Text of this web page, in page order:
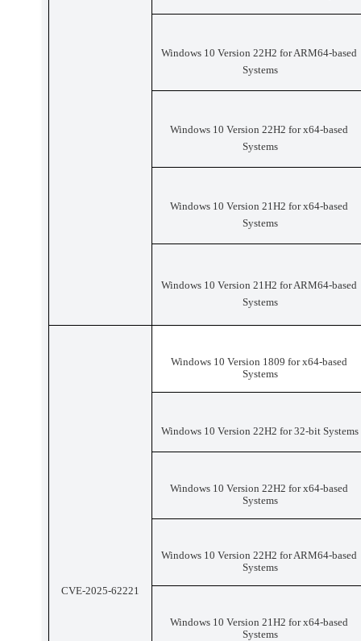
Windows 10 Version 22H2 for ARM64-based
Systems
Windows 10 Version 22H2 for x64-based
Systems
Windows 10 Version 21H2 for x64-based
Systems
Windows 10 Version 21H2 for ARM64-based
Systems
CVE-2025-62221
Windows 10 Version 1809 for x64-based
Systems
Windows 10 Version 22H2 for 32-bit Systems
Windows 10 Version 22H2 for x64-based
Systems
Windows 10 Version 22H2 for ARM64-based
Systems
Windows 10 Version 21H2 for x64-based
Systems